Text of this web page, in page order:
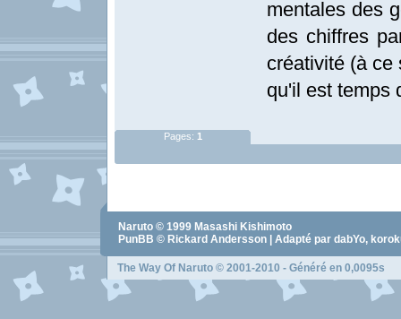
mentales des
des chiffres
créativité (à ce
qu'il est temps
Pages: 1
Naruto © 1999 Masashi Kishimoto
PunBB © Rickard Andersson | Adapté par dabYo,
The Way Of Naruto © 2001-2010 - Généré en 0,0095s